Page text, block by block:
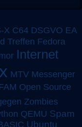
X C64 DSGVO EA
Treffen Fedora
Internet
MTV Messenger
Open Source
Zombies
QEMU Spam
Ubuntu